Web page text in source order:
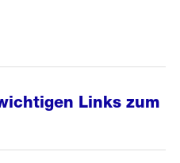
Links zum